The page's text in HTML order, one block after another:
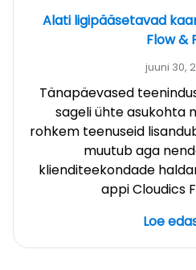
Alati ligipääsetavad
Flow &
juuni 30,
Tänapäevased
sageli ühte asukohta
rohkem teenuseid
muutub aga
klienditeekondade
appi Cloudics
Loe